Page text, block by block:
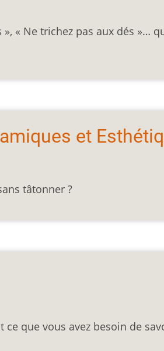
« Ne trichez pas aux dés »…
et
tâtonner ?
que vous avez besoin de